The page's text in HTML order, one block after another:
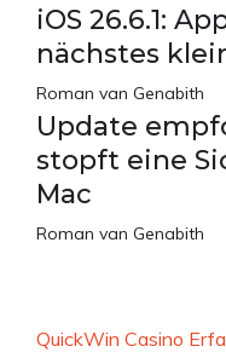
iOS 26.6.1:
nächstes
Roman van Genabith
Update
stopft eine
Mac
Roman van Genabith
QuickWin Casino